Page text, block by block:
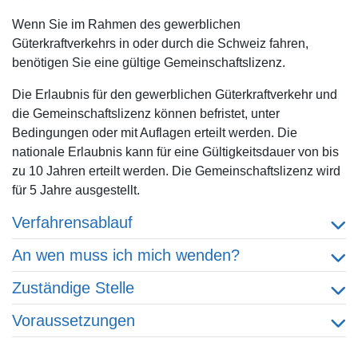
Wenn Sie im Rahmen des gewerblichen
Güterkraftverkehrs in oder durch die Schweiz fahren,
benötigen Sie eine gültige Gemeinschaftslizenz.
Die Erlaubnis für den gewerblichen Güterkraftverkehr und
die Gemeinschaftslizenz können befristet, unter
Bedingungen oder mit Auflagen erteilt werden. Die
nationale Erlaubnis kann für eine Gültigkeitsdauer von bis
zu 10 Jahren erteilt werden. Die Gemeinschaftslizenz wird
für 5 Jahre ausgestellt.
Verfahrensablauf
An wen muss ich mich wenden?
Zuständige Stelle
Voraussetzungen